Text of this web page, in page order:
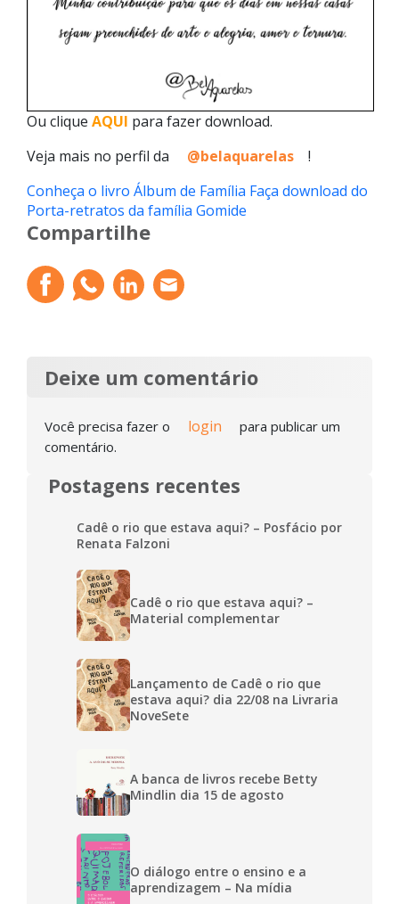
Ou clique AQUI para fazer download.
Veja mais no perfil da
@belaquarelas
!
Conheça o livro Álbum de Família Faça download do
Porta-retratos da família Gomide
Compartilhe
Deixe um comentário
Você precisa fazer o login
para publicar um
comentário.
Postagens recentes
Cadê o rio que estava aqui? – Posfácio por
Renata Falzoni
Cadê o rio que estava aqui? –
Material complementar
Lançamento de Cadê o rio que
estava aqui? dia 22/08 na Livraria
NoveSete
A banca de livros recebe Betty
Mindlin dia 15 de agosto
O diálogo entre o ensino e a
aprendizagem – Na mídia